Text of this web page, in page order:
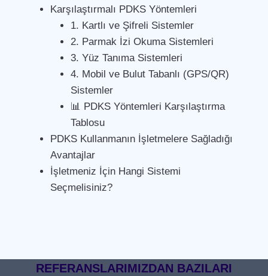
Karşılaştırmalı PDKS Yöntemleri
1. Kartlı ve Şifreli Sistemler
2. Parmak İzi Okuma Sistemleri
3. Yüz Tanıma Sistemleri
4. Mobil ve Bulut Tabanlı (GPS/QR)
Sistemler
📊 PDKS Yöntemleri Karşılaştırma
Tablosu
PDKS Kullanmanın İşletmelere Sağladığı
Avantajlar
İşletmeniz İçin Hangi Sistemi
Seçmelisiniz?
REFERANSLARIMIZDAN BAZILARI